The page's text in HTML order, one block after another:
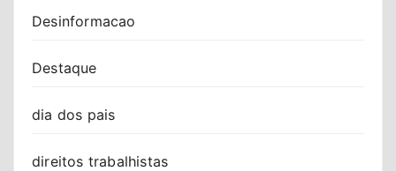
Desinformacao
Destaque
dia dos pais
direitos trabalhistas